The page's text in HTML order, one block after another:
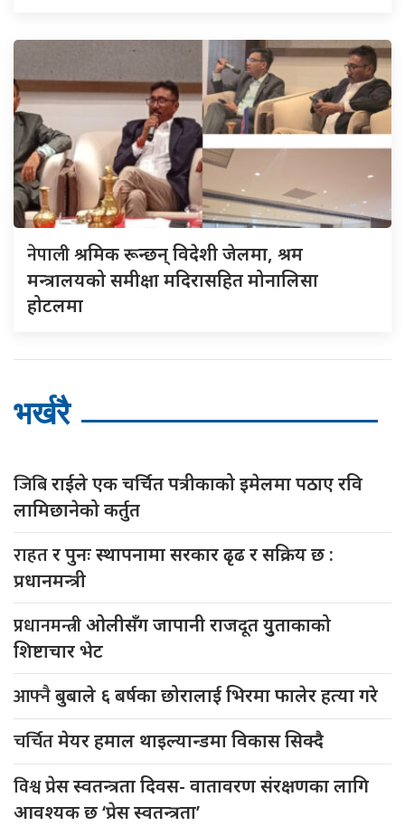
नेपालीश्रमिक रून्छन् विदेशी जेलमा, श्रम
मन्त्रालयको समीक्षा मदिरासहित मोनालिसा
होटलमा
भर्खरै
जिबिराईले एक चर्चित पत्रीकाको इमेलमा पठाए रवि
लामिछानेको कर्तुत
राहतर पुनः स्थापनामा सरकार ढृढ र सक्रिय छ :
प्रधानमन्त्री
प्रधानमन्त्रीओलीसँग जापानी राजदूत युुताकाको
शिष्टाचार भेट
आफ्नैबुबाले ६ बर्षका छोरालाई भिरमा फालेर हत्या गरे
चर्चितमेयर हमाल थाइल्यान्डमा विकास सिक्दै
विश्वप्रेस स्वतन्त्रता दिवस- वातावरण संरक्षणका लागि
आवश्यक छ ‘प्रेस स्वतन्त्रता’